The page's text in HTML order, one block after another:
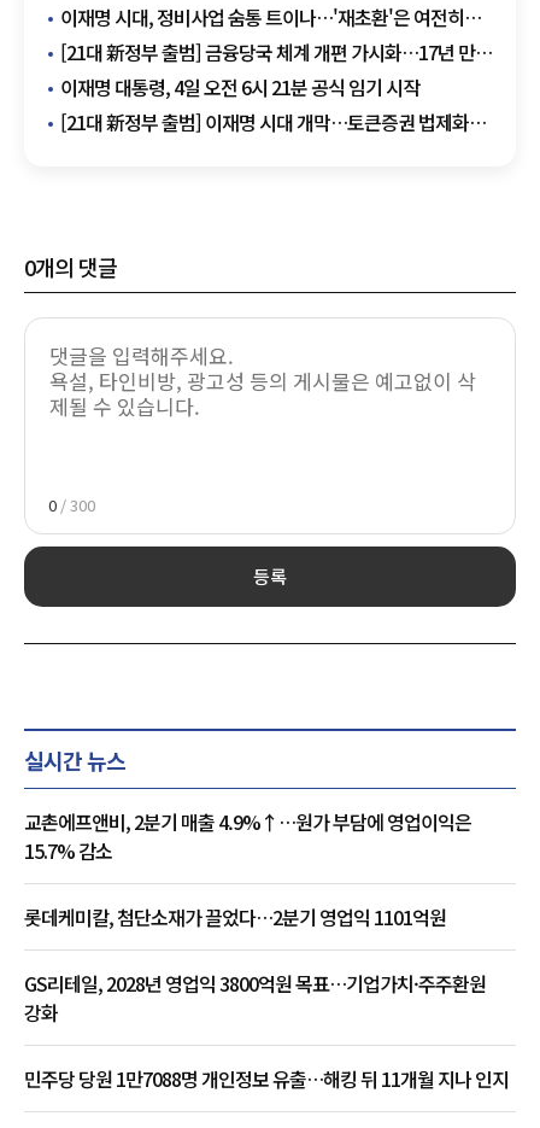
이재명 시대, 정비사업 숨통 트이나…'재초환'은 여전히
폭탄
[21대 新정부 출범] 금융당국 체계 개편 가시화…17년 만에
'금감위' 부활하나?
이재명 대통령, 4일 오전 6시 21분 공식 임기 시작
[21대 新정부 출범] 이재명 시대 개막…토큰증권 법제화
0개의 댓글
0 / 300
등록
실시간 뉴스
교촌에프앤비, 2분기 매출 4.9%↑…원가 부담에 영업이익은
15.7% 감소
롯데케미칼, 첨단소재가 끌었다…2분기 영업익 1101억원
GS리테일, 2028년 영업익 3800억원 목표…기업가치·주주환원
강화
민주당 당원 1만7088명 개인정보 유출…해킹 뒤 11개월 지나 인지